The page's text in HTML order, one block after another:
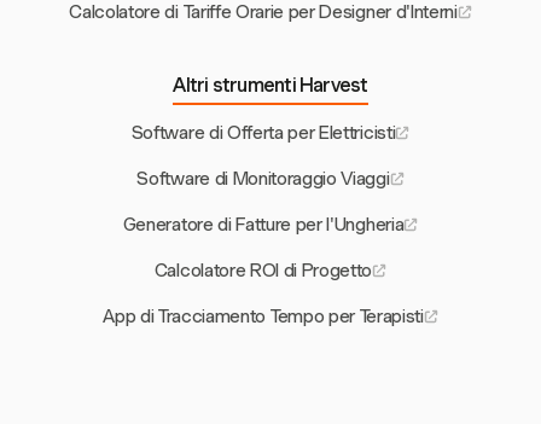
Calcolatore di Tariffe Orarie per Designer d'Interni
Altri strumenti Harvest
Software di Offerta per Elettricisti
Software di Monitoraggio Viaggi
Generatore di Fatture per l'Ungheria
Calcolatore ROI di Progetto
App di Tracciamento Tempo per Terapisti